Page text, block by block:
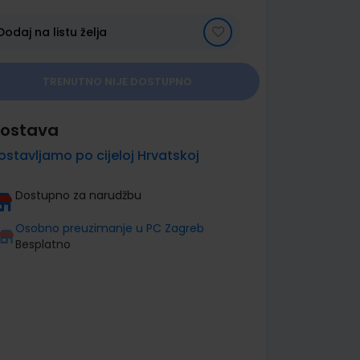
na listu želja
po cijeloj Hrvatskoj
Dostupno za narudžbu
Osobno preuzimanje u PC Zagreb
Besplatno